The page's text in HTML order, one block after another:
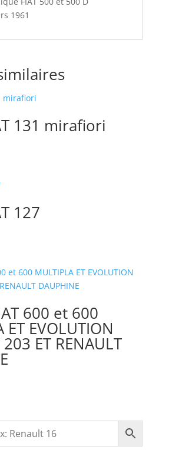
1961
131 mirafiori
127
600 et 600
ET EVOLUTION
203 ET RENAULT